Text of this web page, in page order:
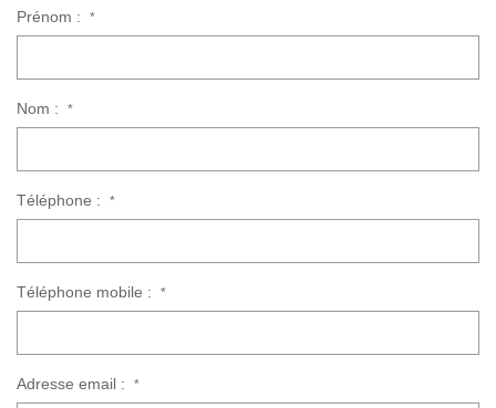
Prénom : *
Nom : *
Téléphone : *
Téléphone mobile : *
Adresse email : *